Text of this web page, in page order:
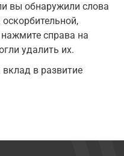
вы обнаружили слова
нажмите справа на
удалить их.
в развитие